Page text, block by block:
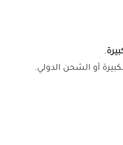
.
أو الشحن الدولي.